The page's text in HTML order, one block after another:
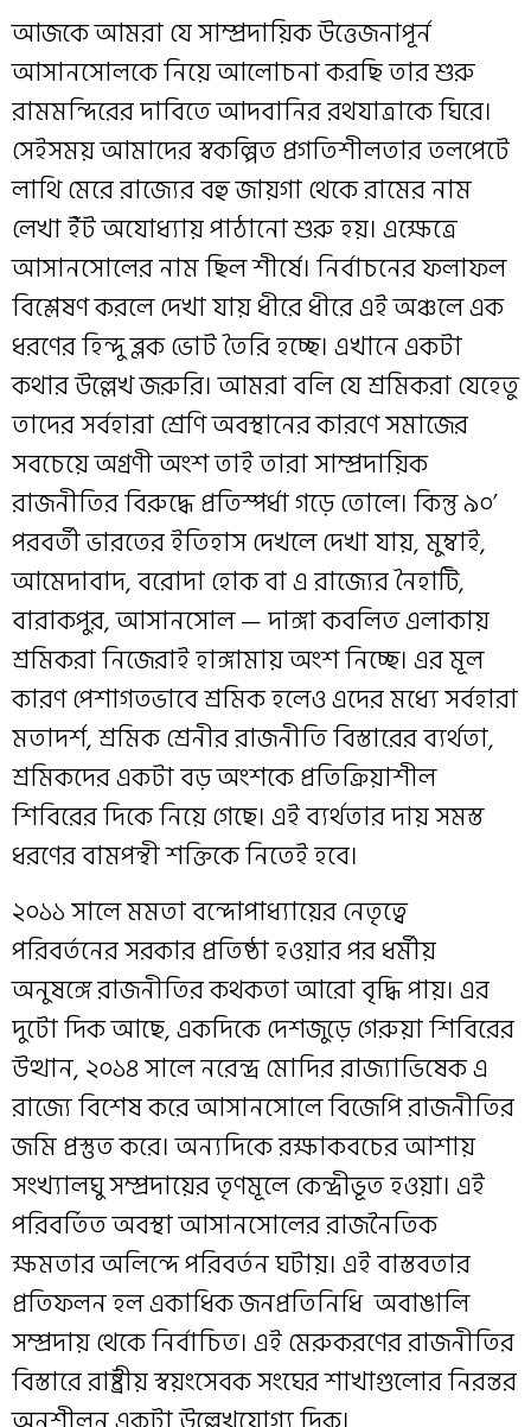
আজকে আমরা যে সাম্প্রদায়িক উত্তেজনাপূর্ন
আসানসোলকে নিয়ে আলোচনা করছি তার শুরু
রামমন্দিরের দাবিতে আদবানির রথযাত্রাকে ঘিরে।
সেইসময় আমাদের স্বকল্পিত প্রগতিশীলতার তলপেটে
লাথি মেরে রাজ্যের বহু জায়গা থেকে রামের নাম
লেখা ইঁট অযোধ্যায় পাঠানো শুরু হয়। এক্ষেত্রে
আসানসোলের নাম ছিল শীর্ষে। নির্বাচনের ফলাফল
বিশ্লেষণ করলে দেখা যায় ধীরে ধীরে এই অঞ্চলে এক
ধরণের হিন্দু ব্লক ভোট তৈরি হচ্ছে। এখানে একটা
কথার উল্লেখ জরুরি। আমরা বলি যে শ্রমিকরা যেহেতু
তাদের সর্বহারা শ্রেণি অবস্থানের কারণে সমাজের
সবচেয়ে অগ্রণী অংশ তাই তারা সাম্প্রদায়িক
রাজনীতির বিরুদ্ধে প্রতিস্পর্ধা গড়ে তোলে। কিন্তু ৯০’
পরবর্তী ভারতের ইতিহাস দেখলে দেখা যায়, মুম্বাই,
আমেদাবাদ, বরোদা হোক বা এ রাজ্যের নৈহাটি,
বারাকপুর, আসানসোল — দাঙ্গা কবলিত এলাকায়
শ্রমিকরা নিজেরাই হাঙ্গামায় অংশ নিচ্ছে। এর মূল
কারণ পেশাগতভাবে শ্রমিক হলেও এদের মধ্যে সর্বহারা
মতাদর্শ, শ্রমিক শ্রেনীর রাজনীতি বিস্তারের ব্যর্থতা,
শ্রমিকদের একটা বড় অংশকে প্রতিক্রিয়াশীল
শিবিরের দিকে নিয়ে গেছে। এই ব্যর্থতার দায় সমস্ত
ধরণের বামপন্থী শক্তিকে নিতেই হবে।
২০১১ সালে মমতা বন্দোপাধ্যায়ের নেতৃত্বে
পরিবর্তনের সরকার প্রতিষ্ঠা হওয়ার পর ধর্মীয়
অনুষঙ্গে রাজনীতির কথকতা আরো বৃদ্ধি পায়। এর
দুটো দিক আছে, একদিকে দেশজুড়ে গেরুয়া শিবিরের
উত্থান, ২০১৪ সালে নরেন্দ্র মোদির রাজ্যাভিষেক এ
রাজ্যে বিশেষ করে আসানসোলে বিজেপি রাজনীতির
জমি প্রস্তুত করে। অন্যদিকে রক্ষাকবচের আশায়
সংখ্যালঘু সম্প্রদায়ের তৃণমূলে কেন্দ্রীভূত হওয়া। এই
পরিবর্তিত অবস্থা আসানসোলের রাজনৈতিক
ক্ষমতার অলিন্দে পরিবর্তন ঘটায়। এই বাস্তবতার
প্রতিফলন হল একাধিক জনপ্রতিনিধি অবাঙালি
সম্প্রদায় থেকে নির্বাচিত। এই মেরুকরণের রাজনীতির
বিস্তারে রাষ্ট্রীয় স্বয়ংসেবক সংঘের শাখাগুলোর নিরন্তর